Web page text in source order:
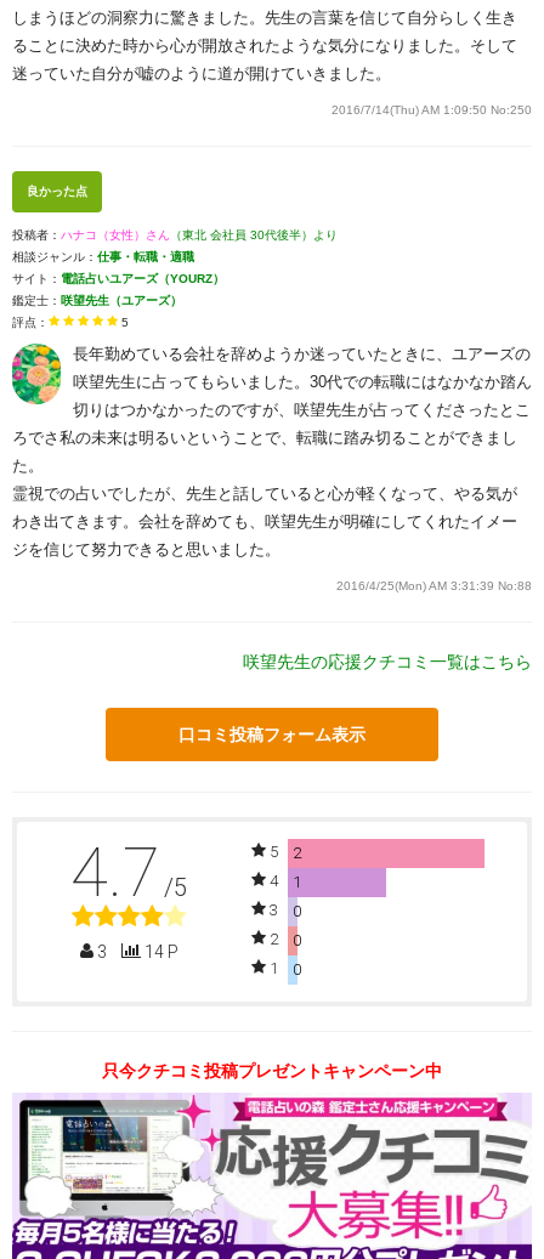
しまうほどの洞察力に驚きました。先生の言葉を信じて自分らしく生き
ることに決めた時から心が開放されたような気分になりました。そして
迷っていた自分が嘘のように道が開けていきました。
2016/7/14(Thu) AM 1:09:50 No:250
良かった点
投稿者： ハナコ（女性）さん （東北 会社員 30代後半）より
相談ジャンル： 仕事・転職・適職
サイト： 電話占いユアーズ（YOURZ）
鑑定士： 咲望先生（ユアーズ）
評点：
5
長年勤めている会社を辞めようか迷っていたときに、ユアーズの
咲望先生に占ってもらいました。30代での転職にはなかなか踏ん
切りはつかなかったのですが、咲望先生が占ってくださったとこ
ろでさ私の未来は明るいということで、転職に踏み切ることができまし
た。
霊視での占いでしたが、先生と話していると心が軽くなって、やる気が
わき出てきます。会社を辞めても、咲望先生が明確にしてくれたイメー
ジを信じて努力できると思いました。
2016/4/25(Mon) AM 3:31:39 No:88
咲望先生の応援クチコミ一覧はこちら
口コミ投稿フォーム表示
4.7 /5
3 14 P
5
2
4
1
3
0
2
0
1
0
只今クチコミ投稿プレゼントキャンペーン中